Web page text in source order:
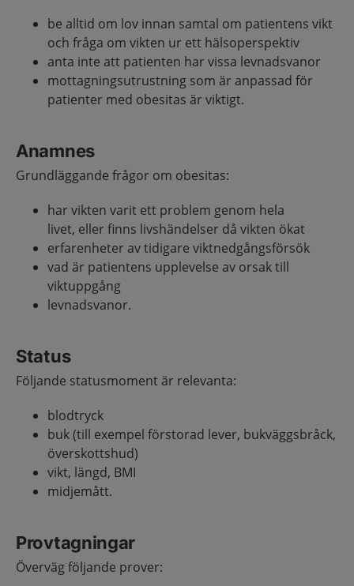
be alltid om lov innan samtal om patientens vikt
och fråga om vikten ur ett hälsoperspektiv
anta inte att patienten har vissa levnadsvanor
mottagningsutrustning som är anpassad för
patienter med obesitas är viktigt.
Anamnes
Grundläggande frågor om obesitas:
har vikten varit ett problem genom hela
livet, eller finns livshändelser då vikten ökat
erfarenheter av tidigare viktnedgångsförsök
vad är patientens upplevelse av orsak till
viktuppgång
levnadsvanor.
Status
Följande statusmoment är relevanta:
blodtryck
buk (till exempel förstorad lever, bukväggsbråck,
överskottshud)
vikt, längd, BMI
midjemått.
Provtagningar
Överväg följande prover: